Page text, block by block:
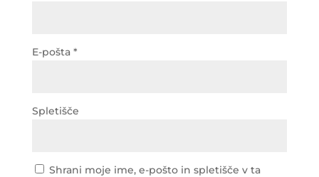
E-pošta *
Spletišče
Shrani moje ime, e-pošto in spletišče v ta